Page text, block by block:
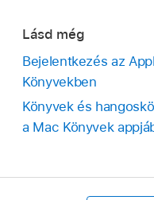
Lásd még
Bejelentkezés az
Könyvekben
Könyvek és
a Mac Könyvek